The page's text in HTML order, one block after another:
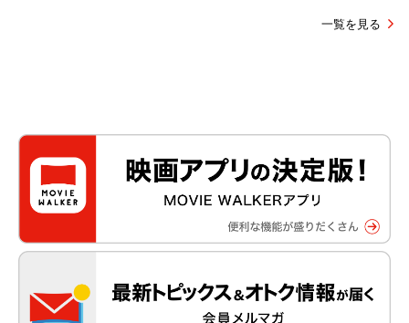
一覧を見る